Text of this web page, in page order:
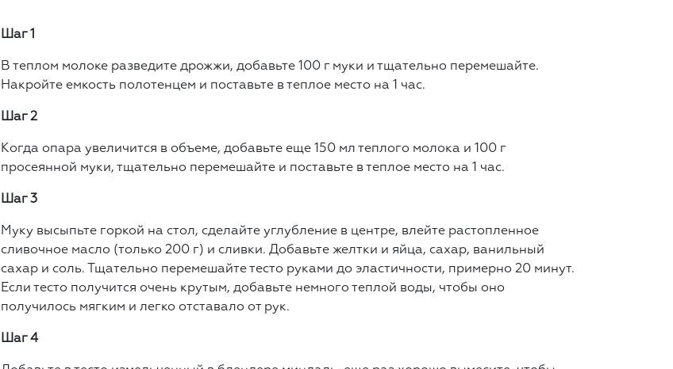
Шаг 1
В теплом молоке разведите дрожжи, добавьте 100 г муки и тщательно перемешайте.
Накройте емкость полотенцем и поставьте в теплое место на 1 час.
Шаг 2
Когда опара увеличится в объеме, добавьте еще 150 мл теплого молока и 100 г
просеянной муки, тщательно перемешайте и поставьте в теплое место на 1 час.
Шаг 3
Муку высыпьте горкой на стол, сделайте углубление в центре, влейте растопленное
сливочное масло (только 200 г) и сливки. Добавьте желтки и яйца, сахар, ванильный
сахар и соль. Тщательно перемешайте тесто руками до эластичности, примерно 20 минут.
Если тесто получится очень крутым, добавьте немного теплой воды, чтобы оно
получилось мягким и легко отставало от рук.
Шаг 4